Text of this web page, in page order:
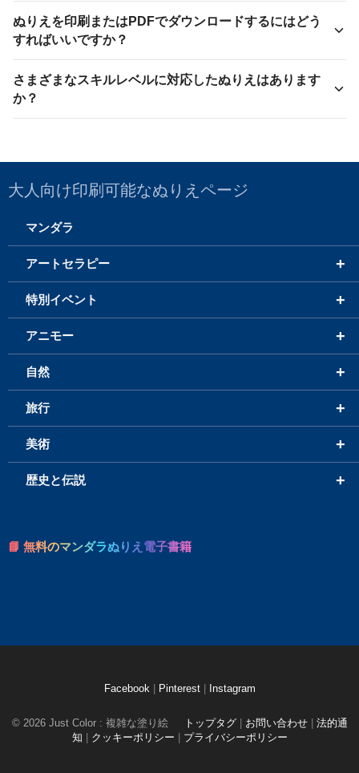
ぬりえを印刷またはPDFでダウンロードするにはどう
すればいいですか？
さまざまなスキルレベルに対応したぬりえはあります
か？
大人向け印刷可能なぬりえページ
マンダラ
+
アートセラピー
+
特別イベント
+
アニモー
+
自然
+
旅行
+
美術
+
歴史と伝説
📘 無料のマンダラぬりえ電子書籍
Facebook Pinterest Instagram
© 2026 Just Color : 複雑な塗り絵 トップタグ お問い合わせ
法的通
知
クッキーポリシー プライバシーポリシー